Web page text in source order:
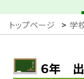
トップページ > 学
６年 出